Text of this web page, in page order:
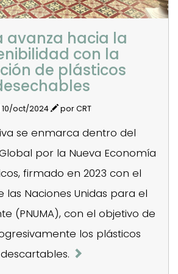
avanza hacia la
con la
de plásticos
10/oct/2024 por CRT
se enmarca dentro del
por la Nueva Economía
firmado en 2023 con el
las Naciones Unidas para el
(PNUMA), con el objetivo de
los plásticos
descartables.